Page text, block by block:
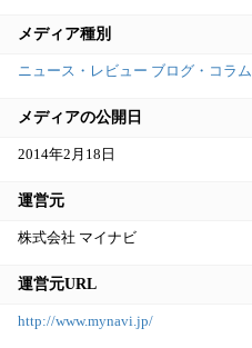
メディア種別
ニュース・レビュー ブログ・コラム
メディアの公開日
2014年2月18日
運営元
株式会社 マイナビ
運営元URL
http://www.mynavi.jp/